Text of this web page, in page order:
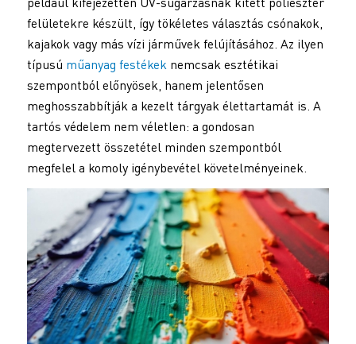
felületekre készült, így tökéletes választás csónakok,
kajakok vagy más vízi járművek felújításához. Az ilyen
típusú műanyag festékek nemcsak esztétikai
szempontból előnyösek, hanem jelentősen
meghosszabbítják a kezelt tárgyak élettartamát is. A
tartós védelem nem véletlen: a gondosan
megtervezett összetétel minden szempontból
megfelel a komoly igénybevétel követelményeinek.